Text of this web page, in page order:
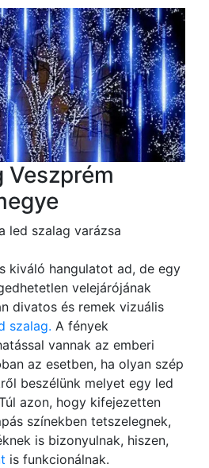
Veszprém
led szalag varázsa
kiváló hangulatot ad, de egy
velejárójának
divatos és remek vizuális
szalag. A fények
vannak az emberi
az esetben, ha olyan szép
beszélünk melyet egy led
azon, hogy kifejezetten
színekben tetszelegnek,
is bizonyulnak, hiszen,
is funkcionálnak.